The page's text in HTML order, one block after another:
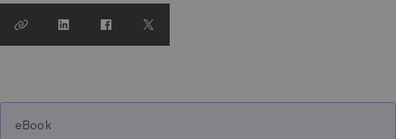
eBook